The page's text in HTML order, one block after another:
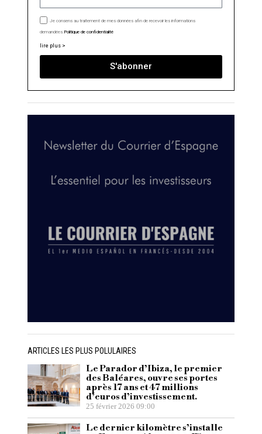
Je consens au traitement de mes données afin de recevoir les informations
demandées. Politique de confidentialité
lire plus >
S'abonner
ARTICLES LES PLUS POLULAIRES
Le Parador d’Ibiza, le premier
des Baléares, ouvre ses portes
après 17 ans et 47 millions
d’euros d’investissement.
25 février 2026 09:00
Le dernier kilomètre s’installe